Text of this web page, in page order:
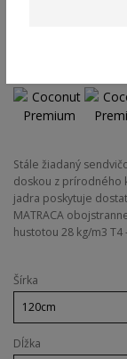
Stále žiadaný
doskou z prírodného
jadra poskytuje
MATRACA
hustotou 28 kg/m3 T4
Šírka
Dĺžka